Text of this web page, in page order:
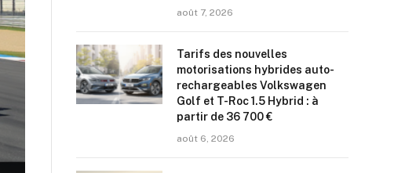
août 7, 2026
Tarifs des nouvelles
motorisations hybrides auto-
rechargeables Volkswagen
Golf et T-Roc 1.5 Hybrid : à
partir de 36 700 €
août 6, 2026